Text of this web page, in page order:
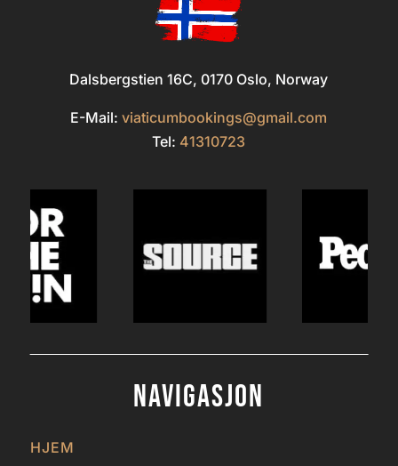
Dalsbergstien 16C, 0170 Oslo, Norway
E-Mail:viaticumbookings@gmail.com
Tel: 41310723
Navigasjon
HJEM